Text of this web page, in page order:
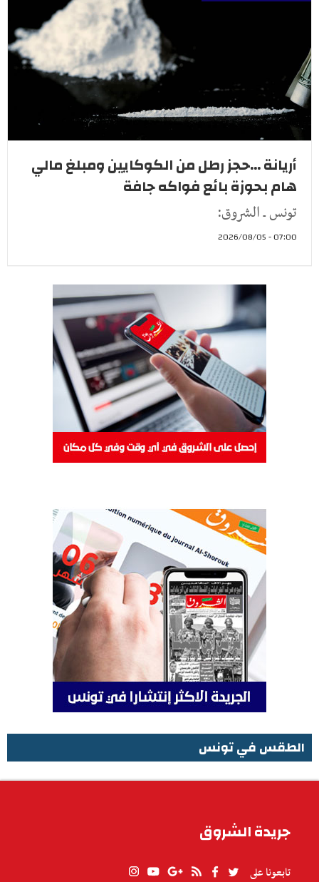
أريانة ...حجز رطل من الكوكايين ومبلغ مالي
هام بحوزة بائع فواكه جافة
تونس ـ الشروق:
07:00 - 2026/08/05
الطقس في تونس
جريدة الشروق
تابعونا على